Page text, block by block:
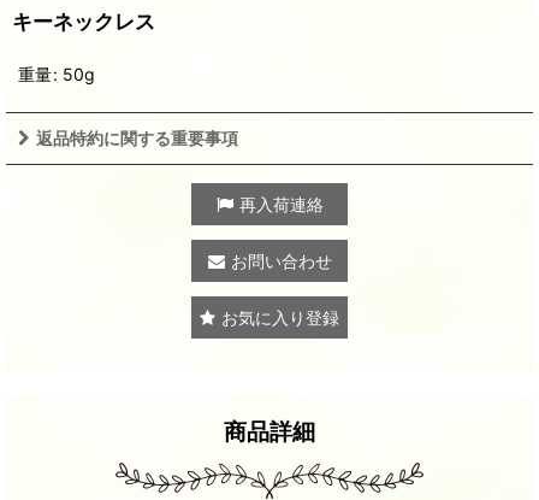
キーネックレス
重量: 50g
返品特約に関する重要事項
再入荷連絡
お問い合わせ
お気に入り登録
商品詳細